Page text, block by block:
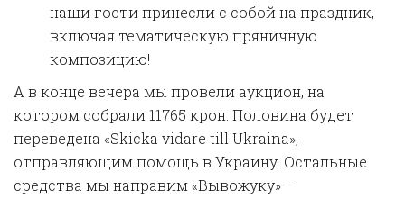
наши гости принесли с собой на праздник,
включая тематическую пряничную
композицию!
А в конце вечера мы провели аукцион, на
котором собрали 11765 крон. Половина будет
переведена «Skicka vidare till Ukraina»,
отправляющим помощь в Украину. Остальные
средства мы направим «Вывожуку» –